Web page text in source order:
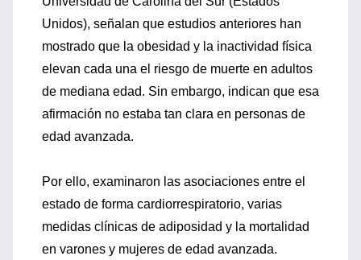
Unidos), señalan que estudios anteriores han
mostrado que la obesidad y la inactividad física
elevan cada una el riesgo de muerte en adultos
de mediana edad. Sin embargo, indican que esa
afirmación no estaba tan clara en personas de
edad avanzada.
Por ello, examinaron las asociaciones entre el
estado de forma cardiorrespiratorio, varias
medidas clínicas de adiposidad y la mortalidad
en varones y mujeres de edad avanzada.